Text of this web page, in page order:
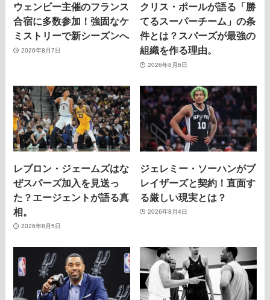
ウェンビー主催のフランス
合宿に多数参加！強固なケ
ミストリーで新シーズンへ
2026年8月7日
クリス・ポールが語る「勝
てるスーパーチーム」の条
件とは？スパーズが最強の
組織を作る理由。
2026年8月6日
レブロン・ジェームズはな
ぜスパーズ加入を見送っ
た？エージェントが語る真
相。
2026年8月5日
ジェレミー・ソーハンがブ
レイザーズと契約！直面す
る厳しい現実とは？
2026年8月4日